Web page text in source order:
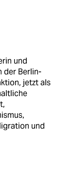
und
der Berlin-
jetzt als
und